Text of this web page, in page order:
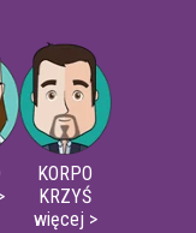
KORPO
KRZYŚ
więcej >